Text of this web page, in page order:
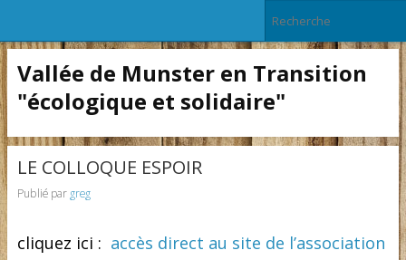
Vallée de Munster en Transition
"écologique et solidaire"
LE COLLOQUE ESPOIR
Publié par greg
cliquez ici : accès direct au site de l’association